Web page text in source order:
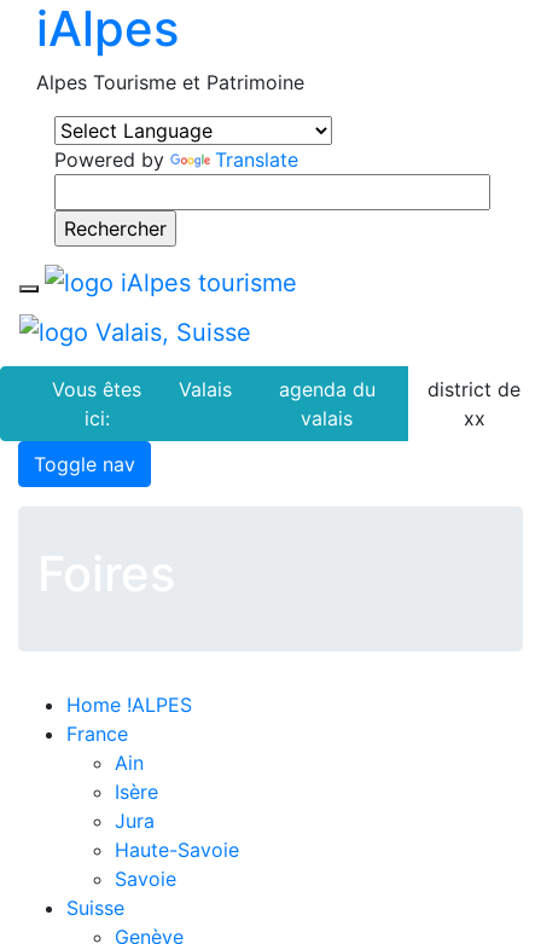
iAlpes
Alpes Tourisme et Patrimoine
Powered by Translate
Toggle navigation
Vous êtes
ici:
Valais
agenda du
valais
district de
xx
Toggle nav
Home !ALPES
France
Ain
Isère
Jura
Haute-Savoie
Savoie
Suisse
Genève